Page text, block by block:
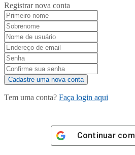
Registrar nova conta
Tem uma conta? Faça login aqui
Continuar com